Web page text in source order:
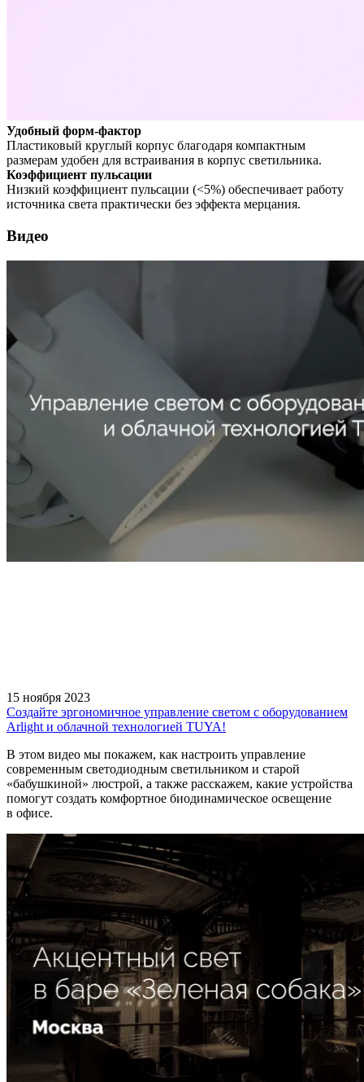
Удобный форм-фактор
Пластиковый круглый корпус благодаря компактным
размерам удобен для встраивания в корпус светильника.
Коэффициент пульсации
Низкий коэффициент пульсации (<5%) обеспечивает работу
источника света практически без эффекта мерцания.
Видео
15 ноября 2023
Создайте эргономичное управление светом с оборудованием
Arlight и облачной технологией TUYA!
В этом видео мы покажем, как настроить управление
современным светодиодным светильником и старой
«бабушкиной» люстрой, а также расскажем, какие устройства
помогут создать комфортное биодинамическое освещение
в офисе.